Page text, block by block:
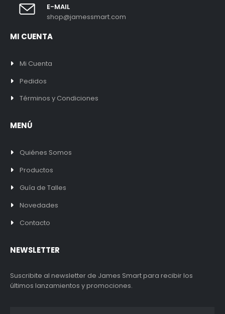
E-MAIL
shop@jamessmart.com
MI CUENTA
Mi Cuenta
Pedidos
Términos y Condiciones
MENÚ
Quiénes Somos
Productos
Guía de Talles
Novedades
Contacto
NEWSLETTER
Suscribite al newsletter de James Smart para recibir los
últimos lanzamientos y promociones.